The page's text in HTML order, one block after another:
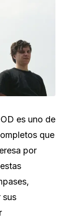
es uno de
que
por
sus